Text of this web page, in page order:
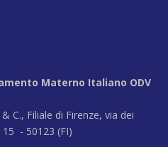
Materno Italiano ODV
C., Filiale di Firenze, via dei
- 50123 (FI)